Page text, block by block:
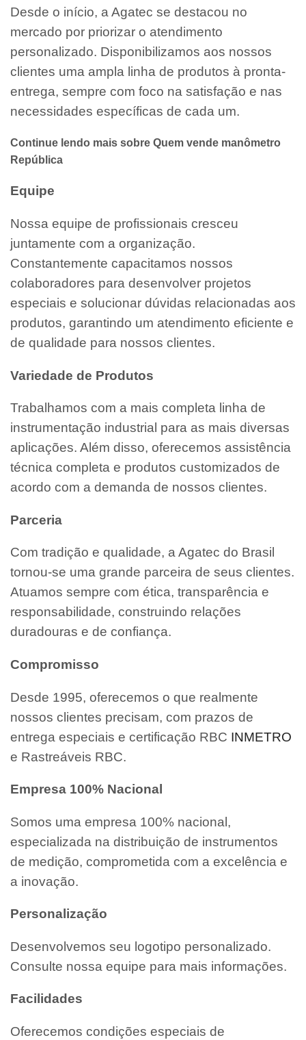
Desde o início, a Agatec se destacou no
mercado por priorizar o atendimento
personalizado. Disponibilizamos aos nossos
clientes uma ampla linha de produtos à pronta-
entrega, sempre com foco na satisfação e nas
necessidades específicas de cada um.
Continue lendo mais sobre Quem vende manômetro
República
Equipe
Nossa equipe de profissionais cresceu
juntamente com a organização.
Constantemente capacitamos nossos
colaboradores para desenvolver projetos
especiais e solucionar dúvidas relacionadas aos
produtos, garantindo um atendimento eficiente e
de qualidade para nossos clientes.
Variedade de Produtos
Trabalhamos com a mais completa linha de
instrumentação industrial para as mais diversas
aplicações. Além disso, oferecemos assistência
técnica completa e produtos customizados de
acordo com a demanda de nossos clientes.
Parceria
Com tradição e qualidade, a Agatec do Brasil
tornou-se uma grande parceira de seus clientes.
Atuamos sempre com ética, transparência e
responsabilidade, construindo relações
duradouras e de confiança.
Compromisso
Desde 1995, oferecemos o que realmente
nossos clientes precisam, com prazos de
entrega especiais e certificação RBC INMETRO
e Rastreáveis RBC.
Empresa 100% Nacional
Somos uma empresa 100% nacional,
especializada na distribuição de instrumentos
de medição, comprometida com a excelência e
a inovação.
Personalização
Desenvolvemos seu logotipo personalizado.
Consulte nossa equipe para mais informações.
Facilidades
Oferecemos condições especiais de